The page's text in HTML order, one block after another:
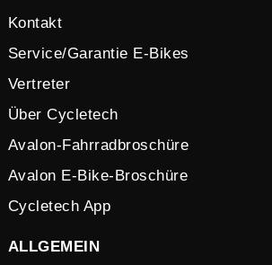
Kontakt
Service/Garantie E-Bikes
Vertreter
Über Cycletech
Avalon-Fahrradbroschüre
Avalon E-Bike-Broschüre
Cycletech App
ALLGEMEIN